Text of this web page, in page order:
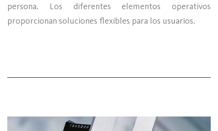
persona. Los diferentes elementos operativos
proporcionan soluciones flexibles para los usuarios.